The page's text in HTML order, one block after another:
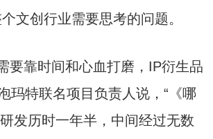
文创行业需要思考的问题。
要靠时间和心血打磨，IP衍生品
玛特联名项目负责人说，“《哪
发历时一年半，中间经过无数